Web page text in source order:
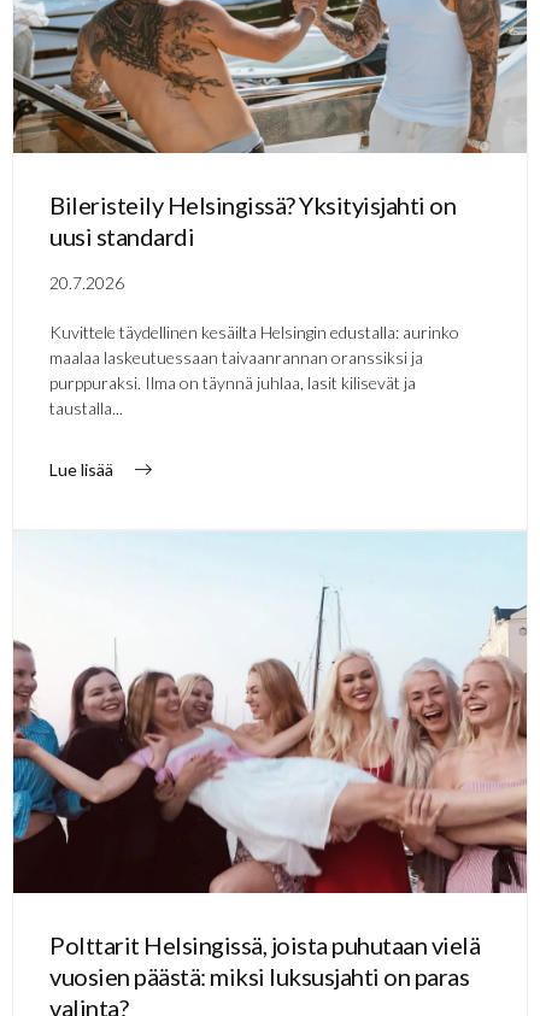
Bileristeily Helsingissä? Yksityisjahti on
uusi standardi
20.7.2026
Kuvittele täydellinen kesäilta Helsingin edustalla: aurinko
maalaa laskeutuessaan taivaanrannan oranssiksi ja
purppuraksi. Ilma on täynnä juhlaa, lasit kilisevät ja
taustalla...
Lue lisää
Polttarit Helsingissä, joista puhutaan vielä
vuosien päästä: miksi luksusjahti on paras
valinta?